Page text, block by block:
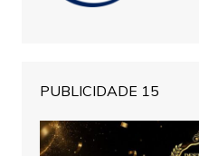
PUBLICIDADE 15